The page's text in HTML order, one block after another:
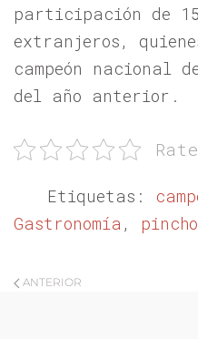
participación de 15
extranjeros,
campeón nacional
del año anterior.
Etiquetas:
Gastronomía,
ANTERIOR